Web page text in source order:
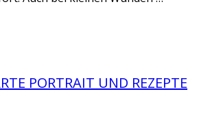
PORTRAIT UND REZEPTE